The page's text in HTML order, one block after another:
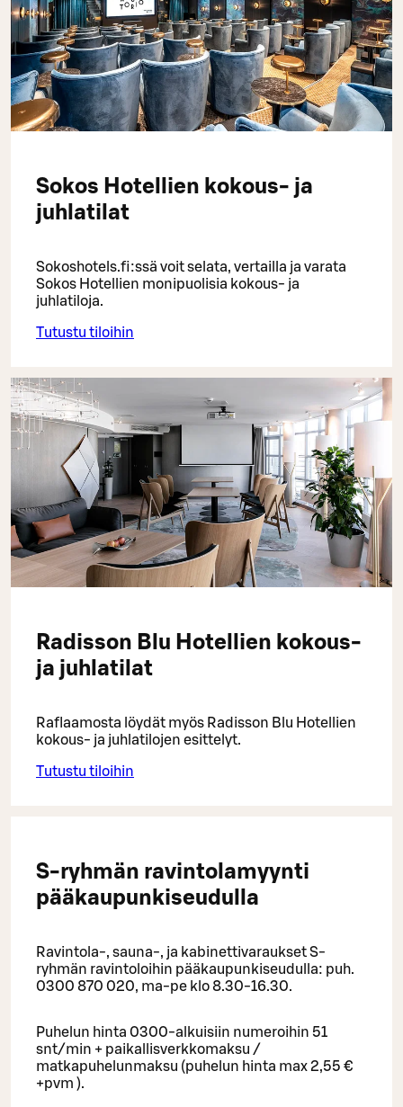
Sokos Hotellien kokous- ja
juhlatilat
Sokoshotels.fi:ssä voit selata, vertailla ja varata
Sokos Hotellien monipuolisia kokous- ja
juhlatiloja.
Tutustu tiloihin
Radisson Blu Hotellien kokous-
ja juhlatilat
Raflaamosta löydät myös Radisson Blu Hotellien
kokous- ja juhlatilojen esittelyt.
Tutustu tiloihin
S-ryhmän ravintolamyynti
pääkaupunkiseudulla
Ravintola-, sauna-, ja kabinettivaraukset S-
ryhmän ravintoloihin pääkaupunkiseudulla: puh.
0300 870 020, ma-pe klo 8.30-16.30.
Puhelun hinta 0300-alkuisiin numeroihin 51
snt/min + paikallisverkkomaksu /
matkapuhelunmaksu (puhelun hinta max 2,55 €
+pvm ).